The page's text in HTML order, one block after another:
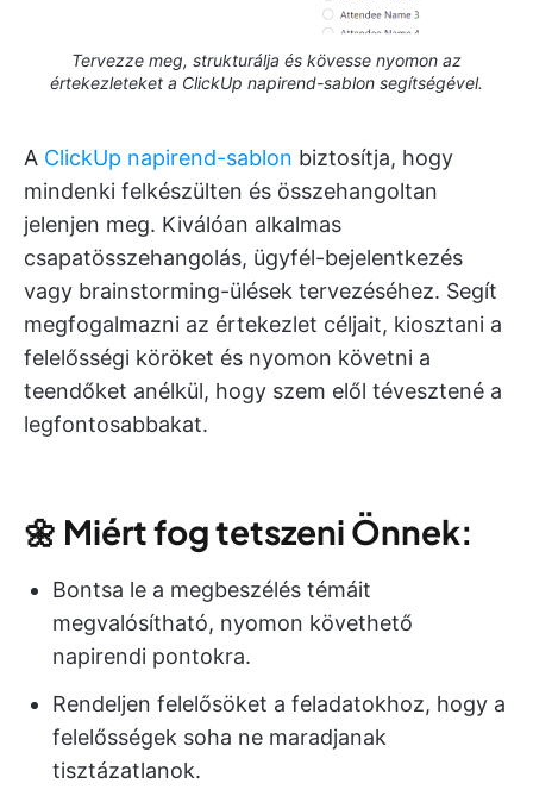
Tervezze meg, strukturálja és kövesse nyomon az
értekezleteket a ClickUp napirend-sablon segítségével.
A ClickUp napirend-sablon biztosítja, hogy
mindenki felkészülten és összehangoltan
jelenjen meg. Kiválóan alkalmas
csapatösszehangolás, ügyfél-bejelentkezés
vagy brainstorming-ülések tervezéséhez. Segít
megfogalmazni az értekezlet céljait, kiosztani a
felelősségi köröket és nyomon követni a
teendőket anélkül, hogy szem elől tévesztené a
legfontosabbakat.
🌼 Miért fog tetszeni Önnek:
Bontsa le a megbeszélés témáit
megvalósítható, nyomon követhető
napirendi pontokra.
Rendeljen felelősöket a feladatokhoz, hogy a
felelősségek soha ne maradjanak
tisztázatlanok.